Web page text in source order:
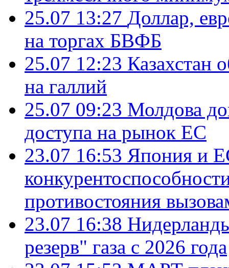
25.07 13:27 Доллар,
на торгах БВФБ
25.07 12:23 Казахстан
на галлий
25.07 09:23 Молдова
доступа на рынок ЕС
23.07 16:53 Япония и
противостояния
23.07 16:38
резерв" газа с 2026 года